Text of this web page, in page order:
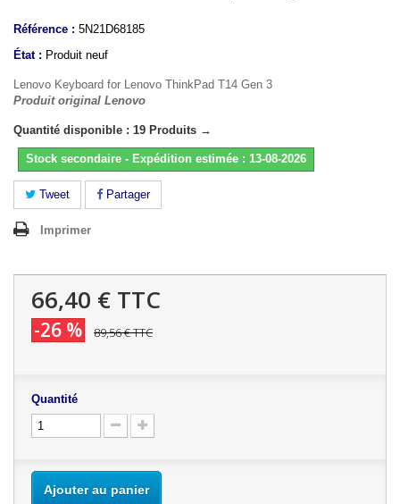
Référence : 5N21D68185
État : Produit neuf
Lenovo Keyboard for Lenovo ThinkPad T14 Gen 3
Produit original Lenovo
Quantité disponible : 19 Produits →
Stock secondaire - Expédition estimée : 13-08-2026
Tweet Partager
Imprimer
66,40 € TTC
-26 % 89,56 €TTC
Quantité
Ajouter au panier